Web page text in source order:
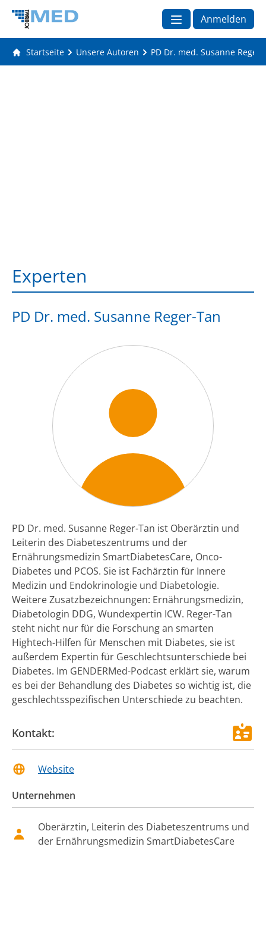
Anmelden
Startseite Unsere Autoren PD Dr. med. Susanne Reger-
Experten
PD Dr. med. Susanne Reger-Tan
PD Dr. med. Susanne Reger-Tan ist Oberärztin und
Leiterin des Diabeteszentrums und der
Ernährungsmedizin SmartDiabetesCare, Onco-
Diabetes und PCOS. Sie ist Fachärztin für Innere
Medizin und Endokrinologie und Diabetologie.
Weitere Zusatzbezeichnungen: Ernährungsmedizin,
Diabetologin DDG, Wundexpertin ICW. Reger-Tan
steht nicht nur für die Forschung an smarten
Hightech-Hilfen für Menschen mit Diabetes, sie ist
außerdem Expertin für Geschlechtsunterschiede bei
Diabetes. Im GENDERMed-Podcast erklärt sie, warum
es bei der Behandlung des Diabetes so wichtig ist, die
geschlechtsspezifischen Unterschiede zu beachten.
Kontakt:
Website
Unternehmen
Oberärztin, Leiterin des Diabeteszentrums und
der Ernährungsmedizin SmartDiabetesCare